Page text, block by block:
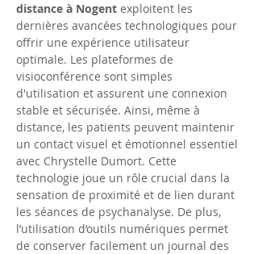
distance à Nogent exploitent les
dernières avancées technologiques pour
offrir une expérience utilisateur
optimale. Les plateformes de
visioconférence sont simples
d'utilisation et assurent une connexion
stable et sécurisée. Ainsi, même à
distance, les patients peuvent maintenir
un contact visuel et émotionnel essentiel
avec Chrystelle Dumort. Cette
technologie joue un rôle crucial dans la
sensation de proximité et de lien durant
les séances de psychanalyse. De plus,
l’utilisation d’outils numériques permet
de conserver facilement un journal des